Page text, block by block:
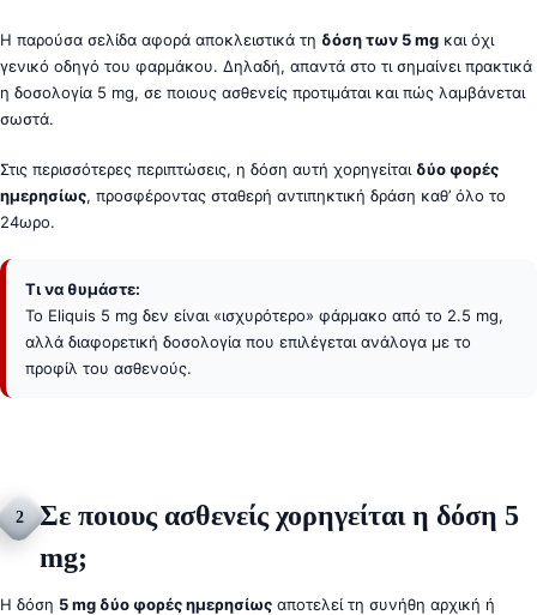
Η παρούσα σελίδα αφορά αποκλειστικά τη δόση των 5 mg και όχι
γενικό οδηγό του φαρμάκου. Δηλαδή, απαντά στο τι σημαίνει πρακτικά
η δοσολογία 5 mg, σε ποιους ασθενείς προτιμάται και πώς λαμβάνεται
σωστά.
Στις περισσότερες περιπτώσεις, η δόση αυτή χορηγείται δύο φορές
ημερησίως, προσφέροντας σταθερή αντιπηκτική δράση καθ’ όλο το
24ωρο.
Τι να θυμάστε:
Το Eliquis 5 mg δεν είναι «ισχυρότερο» φάρμακο από το 2.5 mg,
αλλά διαφορετική δοσολογία που επιλέγεται ανάλογα με το
προφίλ του ασθενούς.
2
Σε ποιους ασθενείς χορηγείται η δόση 5
mg;
Η δόση 5 mg δύο φορές ημερησίως αποτελεί τη συνήθη αρχική ή